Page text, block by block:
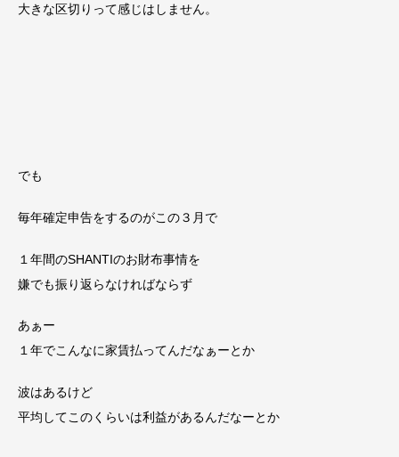
大きな区切りって感じはしません。
でも
毎年確定申告をするのがこの３月で
１年間のSHANTIのお財布事情を
嫌でも振り返らなければならず
あぁー
１年でこんなに家賃払ってんだなぁーとか
波はあるけど
平均してこのくらいは利益があるんだなーとか